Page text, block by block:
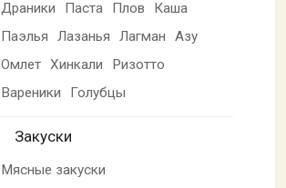
Драники
Паста Плов
Каша
Паэлья
Лазанья Лагман
Азу
Омлет Хинкали
Ризотто
Вареники
Голубцы
Закуски
Мясные закуски